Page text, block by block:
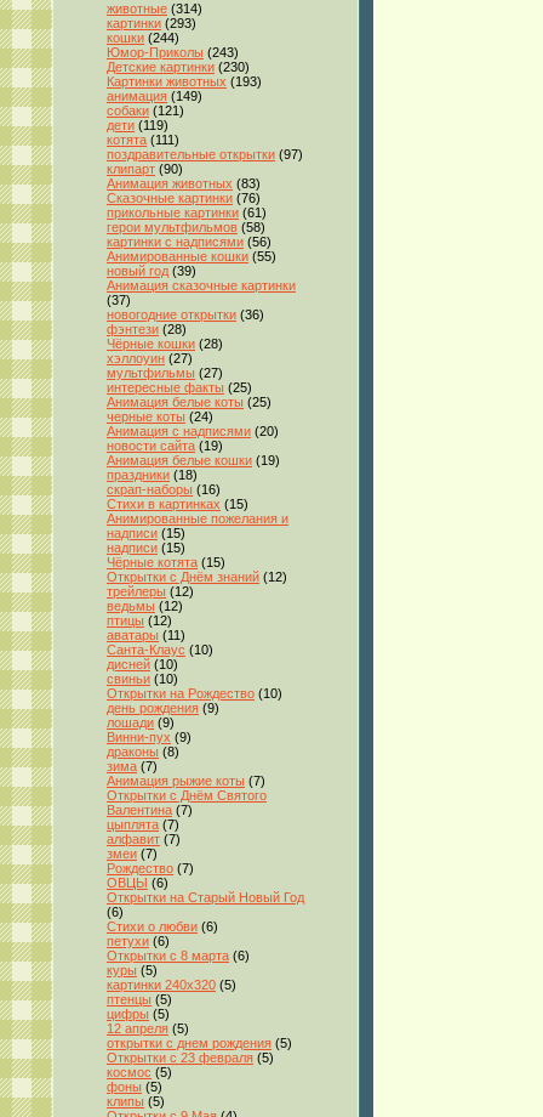
животные (314)
картинки (293)
кошки (244)
Юмор-Приколы (243)
Детские картинки (230)
Картинки животных (193)
анимация (149)
собаки (121)
дети (119)
котята (111)
поздравительные открытки (97)
клипарт (90)
Анимация животных (83)
Сказочные картинки (76)
прикольные картинки (61)
герои мультфильмов (58)
картинки с надписями (56)
Анимированные кошки (55)
новый год (39)
Анимация сказочные картинки
(37)
новогодние открытки (36)
фэнтези (28)
Чёрные кошки (28)
хэллоуин (27)
мультфильмы (27)
интересные факты (25)
Анимация белые коты (25)
черные коты (24)
Анимация с надписями (20)
новости сайта (19)
Анимация белые кошки (19)
праздники (18)
скрап-наборы (16)
Стихи в картинках (15)
Анимированные пожелания и
надписи (15)
надписи (15)
Чёрные котята (15)
Открытки с Днём знаний (12)
трейлеры (12)
ведьмы (12)
птицы (12)
аватары (11)
Санта-Клаус (10)
дисней (10)
свиньи (10)
Открытки на Рождество (10)
день рождения (9)
лошади (9)
Винни-пух (9)
драконы (8)
зима (7)
Анимация рыжие коты (7)
Открытки с Днём Святого
Валентина (7)
цыплята (7)
алфавит (7)
змеи (7)
Рождество (7)
ОВЦЫ (6)
Открытки на Старый Новый Год
(6)
Стихи о любви (6)
петухи (6)
Открытки с 8 марта (6)
куры (5)
картинки 240x320 (5)
птенцы (5)
цифры (5)
12 апреля (5)
открытки с днем рождения (5)
Открытки с 23 февраля (5)
космос (5)
фоны (5)
клипы (5)